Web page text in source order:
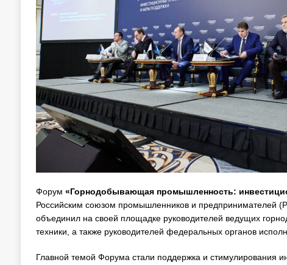
Форум «Горнодобывающая промышленность:
Российским союзом промышленников и предпринимателей
объединил на своей площадке руководителей ведущих
техники, а также руководителей федеральных органов
Главной темой Форума стали поддержка и стимулирования